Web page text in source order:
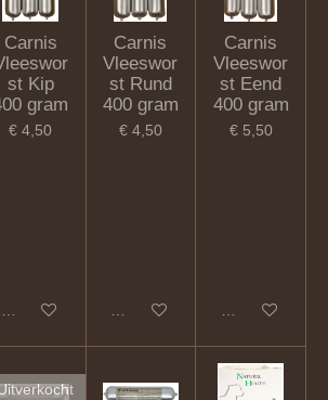
Carnis
st Kip
gram
€ 4,50
Houd mij op de hoogte
Carnis
Vleeswor
st Rund
400 gram
€ 4,50
Houd mij op de hoogte
Carnis
Vleeswor
st Eend
400 gram
€ 5,50
In winkelwagen